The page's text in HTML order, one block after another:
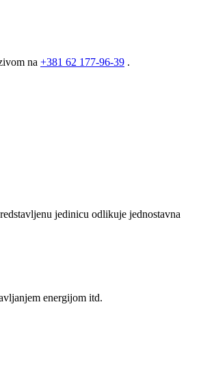
na +381 62 177-96-39 .
jedinicu odlikuje jednostavna
energijom itd.